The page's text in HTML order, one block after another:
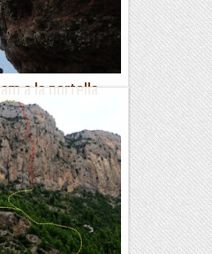
a la portella
hora canviem els
diu que em sembla
Sembla telepatia li...